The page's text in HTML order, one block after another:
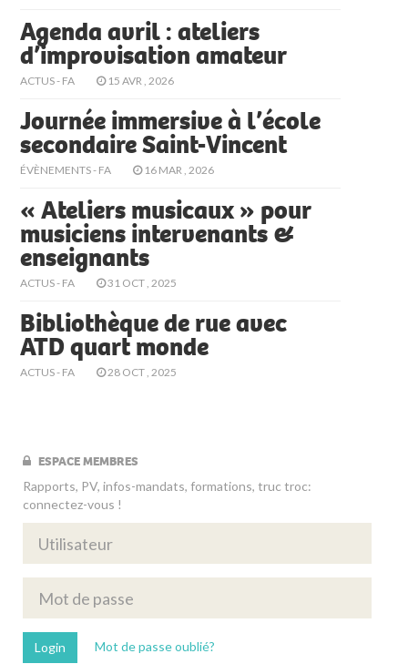
Agenda avril : ateliers
d’improvisation amateur
ACTUS - FA 15 AVR , 2026
Journée immersive à l’école
secondaire Saint-Vincent
ÉVÈNEMENTS - FA 16 MAR , 2026
« Ateliers musicaux » pour
musiciens intervenants &
enseignants
ACTUS - FA 31 OCT , 2025
Bibliothèque de rue avec
ATD quart monde
ACTUS - FA 28 OCT , 2025
ESPACE MEMBRES
Rapports, PV, infos-mandats, formations, truc troc:
connectez-vous !
Mot de passe oublié?